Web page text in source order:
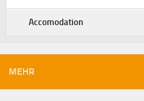
Accomodation
MEHR